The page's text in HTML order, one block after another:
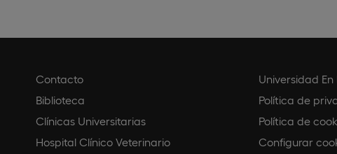
Contacto
Biblioteca
Clínicas Universitarias
Hospital Clínico Veterinario
Universidad
Política de
Política de
Configurar